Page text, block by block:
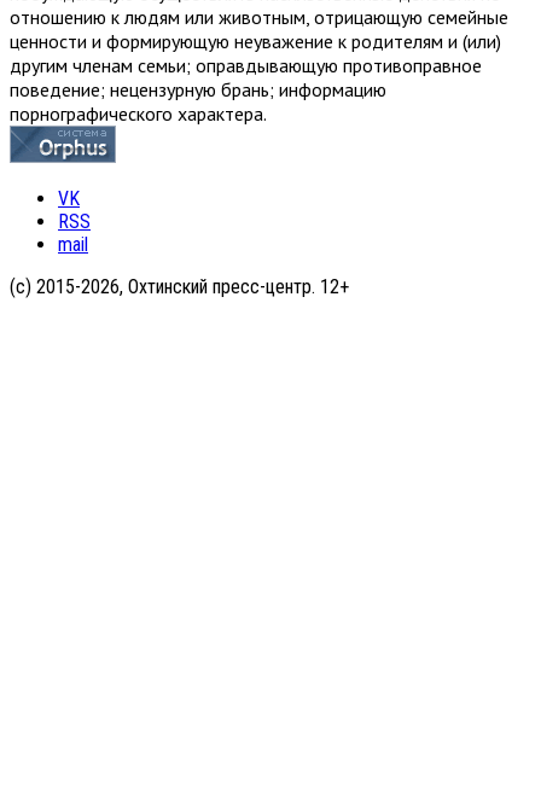
отношению к людям или животным, отрицающую семейные
ценности и формирующую неуважение к родителям и (или)
другим членам семьи; оправдывающую противоправное
поведение; нецензурную брань; информацию
порнографического характера.
VK
RSS
mail
(с) 2015-2026, Охтинский пресс-центр. 12+